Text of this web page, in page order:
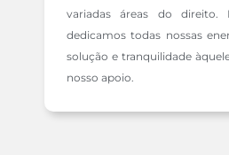
variadas áreas do direito.
dedicamos todas nossas
solução e tranquilidade
nosso apoio.